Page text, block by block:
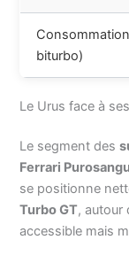
biturbo)
Le Urus face à
Le segment des
Ferrari
se positionne
Turbo GT, autour
accessible mais